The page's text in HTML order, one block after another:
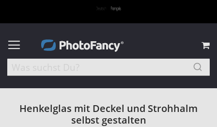
Henkelglas mit Deckel und Strohhalm
selbst gestalten